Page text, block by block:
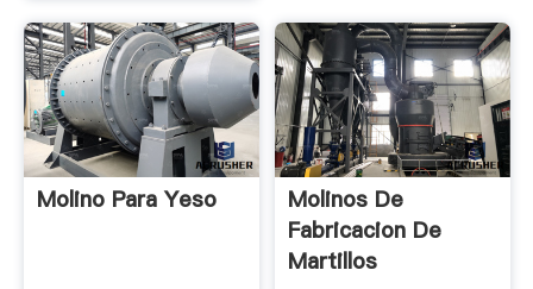
Molino Para Yeso
Molinos De
Fabricacion De
Martillos